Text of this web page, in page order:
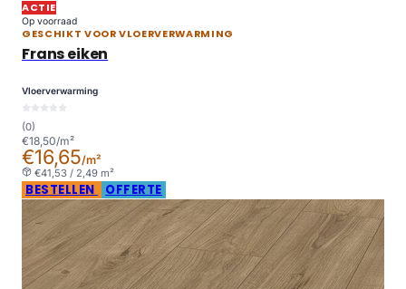
ACTIE
Op voorraad
GESCHIKT VOOR VLOERVERWARMING
Frans eiken
Vloerverwarming
(0)
€18,50/m²
€16,65/m²
€41,53 / 2,49 m²
BESTELLEN OFFERTE